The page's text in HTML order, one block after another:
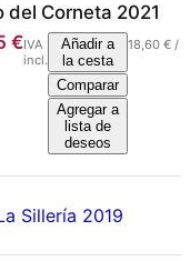
del Corneta 2021
€IVA
incl.
18,60€/
Añadir a
la cesta
Comparar
Agregar a
lista de
deseos